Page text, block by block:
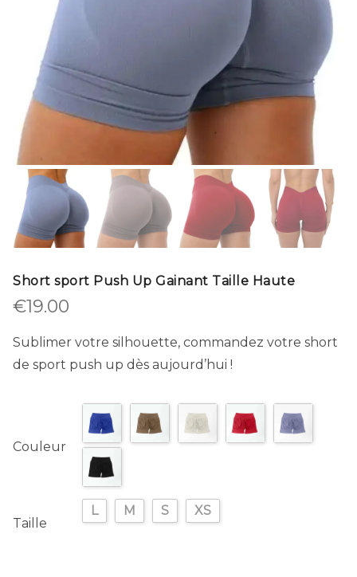
Short sport Push Up Gainant Taille Haute
€19.00
Sublimer votre silhouette, commandez votre short
de sport push up dès aujourd’hui !
Couleur
Taille
L M S XS